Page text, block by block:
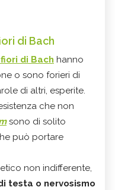
di Bach
fiori di Bach hanno
o sono forieri di
di altri, esperite.
che non
sono di solito
può portare
non indifferente,
testa o nervosismo